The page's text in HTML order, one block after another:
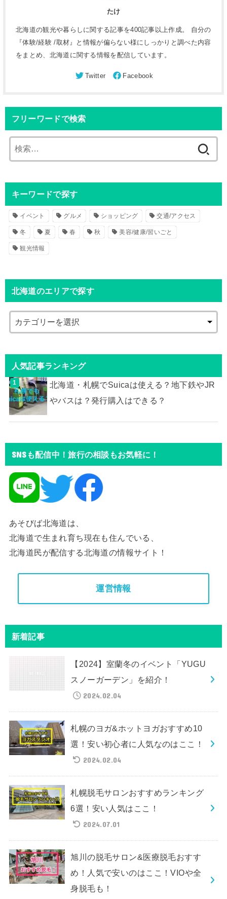
たけ
北海道の観光や暮らしに関する記事を400記事以上作成。 自分の
『体験/経験 /取材』と情報が偏らない様にしっかりと調べた内容
をまとめ、北海道に関する情報を配信しています。
フリーワードで検索
索
キーワードで探す
イベント グルメ ショッピング 交通/アクセス
冬 夏 春 秋 美容/健康/習いごと
観光情報
北海道のエリアで探す
人気記事ランキング
北海道・札幌でSuicaは使える？地下鉄やJR
やバスは？発行購入はできる？
SNSも配信中！旅行の相談もお気軽に！
あそびば北海道は、
北海道で生まれ育ち現在も住んでいる、
北海道民が配信する北海道の情報サイト！
運営情報
新着記事
【2024】室蘭冬のイベント「YUGU
スノーガーデン」を紹介！
2024.02.04
札幌のヨガ&ホットヨガおすすめ10
選！安い初心者に人気なのはここ！
2024.02.04
札幌脱毛サロンおすすめランキング
6選！安い人気はここ！
2024.07.01
旭川の脱毛サロン&医療脱毛おすす
め！人気で安いのはここ！VIOや全
身脱毛も！